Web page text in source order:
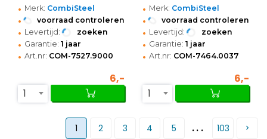
• Merk: CombiSteel
• voorraad controleren
• Levertijd: zoeken
• Garantie: 1 jaar
• Art.nr: COM-7527.9000
6,-
1
• Merk: CombiSteel
• voorraad controleren
• Levertijd: zoeken
• Garantie: 1 jaar
• Art.nr: COM-7464.0037
6,-
1
1 2 3 4 5 ... 103